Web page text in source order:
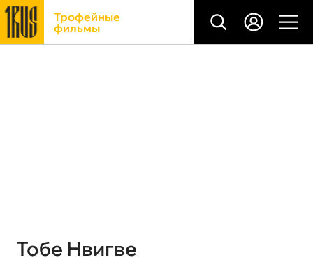
Трофейные
фильмы
Тобе Нвигве